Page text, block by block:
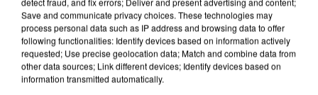
Save and communicate privacy choices. These technologies may
process personal data such as IP address and browsing data to offer
following functionalities: Identify devices based on information actively
requested; Use precise geolocation data; Match and combine data from
other data sources; Link different devices; Identify devices based on
information transmitted automatically.